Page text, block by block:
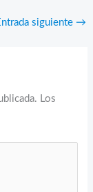
siguiente →
Los